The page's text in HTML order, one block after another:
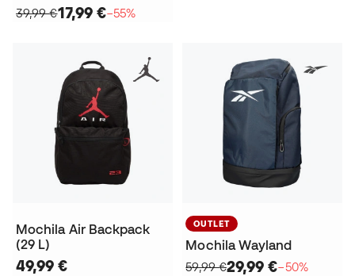
39,99 €17,99 €−55%
Mochila Air Backpack
(29 L)
49,99 €
OUTLET
Mochila Wayland
59,99 €29,99 €−50%